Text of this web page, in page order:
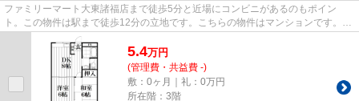
ファミリーマート大東諸福店まで徒歩5分と近場にコンビニがあるのもポイン
ト。この物件は駅まで徒歩12分の立地です。こちらの物件はマンションです。条
件として多くの方がこだわる、陽...
5.4万円
(管理費・共益費 -)
敷：0ヶ月｜礼：0万円
所在階：3階